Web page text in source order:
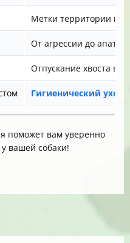
Метки территории и
От агрессии до
Отпускание хвоста в
Гигиенический уход
поможет вам уверенно
вашей собаки!